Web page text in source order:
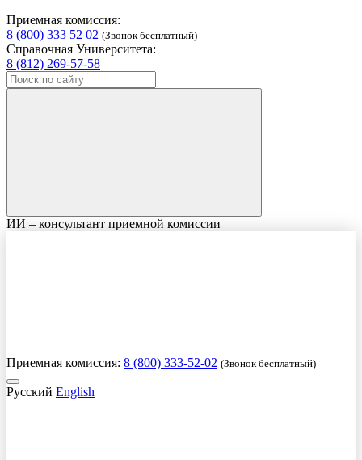
Приемная комиссия:
8 (800) 333 52 02 (Звонок бесплатный)
Справочная Университета:
8 (812) 269-57-58
ИИ – консультант приемной комиссии
Приемная комиссия: 8 (800) 333-52-02 (Звонок бесплатный)
Русский English